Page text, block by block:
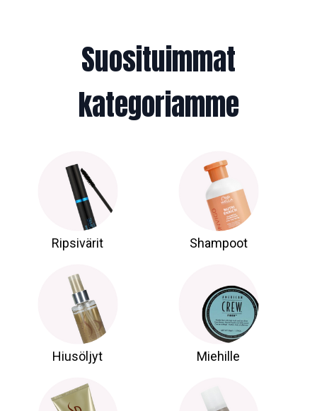
Suosituimmat
kategoriamme
Ripsivärit Shampoot
Hiusöljyt Miehille